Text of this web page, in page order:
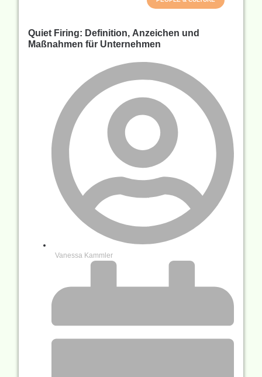
Quiet Firing: Definition, Anzeichen und
Maßnahmen für Unternehmen
Vanessa Kammler